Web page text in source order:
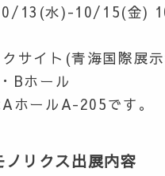
13(水)-10/15(金)
クサイト(青海国際展
Bホール
ホールA-205です。
リクス出展内容